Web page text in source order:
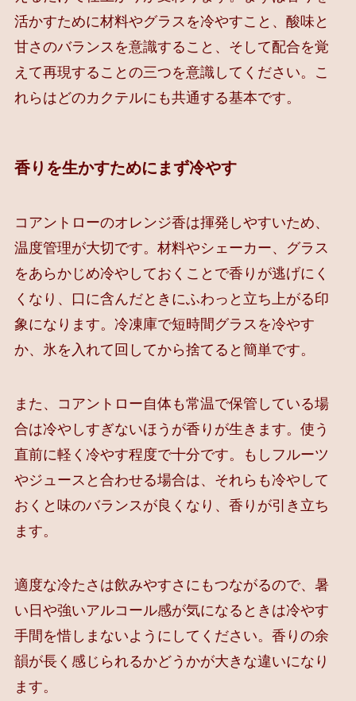
活かすために材料やグラスを冷やすこと、酸味と
甘さのバランスを意識すること、そして配合を覚
えて再現することの三つを意識してください。こ
れらはどのカクテルにも共通する基本です。
香りを生かすためにまず冷やす
コアントローのオレンジ香は揮発しやすいため、
温度管理が大切です。材料やシェーカー、グラス
をあらかじめ冷やしておくことで香りが逃げにく
くなり、口に含んだときにふわっと立ち上がる印
象になります。冷凍庫で短時間グラスを冷やす
か、氷を入れて回してから捨てると簡単です。
また、コアントロー自体も常温で保管している場
合は冷やしすぎないほうが香りが生きます。使う
直前に軽く冷やす程度で十分です。もしフルーツ
やジュースと合わせる場合は、それらも冷やして
おくと味のバランスが良くなり、香りが引き立ち
ます。
適度な冷たさは飲みやすさにもつながるので、暑
い日や強いアルコール感が気になるときは冷やす
手間を惜しまないようにしてください。香りの余
韻が長く感じられるかどうかが大きな違いになり
ます。